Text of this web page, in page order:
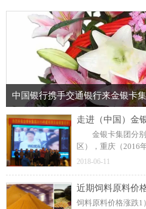
中国银行携手交通银行来金银卡
走进（中国）金
金银卡集团分别
区），重庆（2016
滨（2016年01月06
西南大跨越”合作
然整体畜牧业冷淡
火，公司一直以高
2018-06-11
近期饲料原料价
饲料原料价格涨跌1）